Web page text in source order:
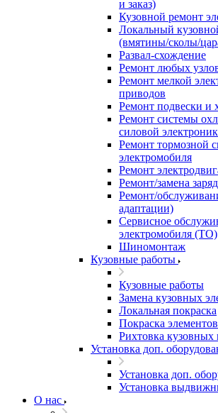
и заказ)
Кузовной ремонт
Локальный
(вмятины/сколы/
Развал-схождение
Ремонт любых
Ремонт мелкой
приводов
Ремонт подвески и
Ремонт системы
силовой
Ремонт тормозной
электромобиля
Ремонт
Ремонт/замена
Ремонт/
адаптации)
Сервисное
электромобиля (ТО)
Шиномонтаж
Кузовные работы
Кузовные работы
Замена кузовных
Локальная покраска
Покраска
Рихтовка кузовных
Установка доп.
Установка доп.
Установка
О нас